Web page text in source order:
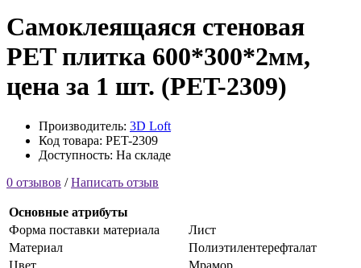
Самоклеящаяся стеновая
PET плитка 600*300*2мм,
цена за 1 шт. (PET-2309)
Производитель: 3D Loft
Код товара: PET-2309
Доступность: На складе
0 отзывов /Написать отзыв
Основные атрибуты
Форма поставки материала
Лист
Материал
Полиэтилентерефталат
Цвет
Мрамор